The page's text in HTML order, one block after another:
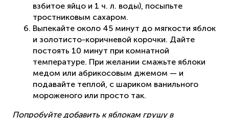
взбитое яйцо и 1 ч. л. воды), посыпьте
тростниковым сахаром.
Выпекайте около 45 минут до мягкости яблок
и золотисто-коричневой корочки. Дайте
постоять 10 минут при комнатной
температуре. При желании смажьте яблоки
медом или абрикосовым джемом — и
подавайте теплой, с шариком ванильного
мороженого или просто так.
Попробуйте добавить к яблокам грушу в